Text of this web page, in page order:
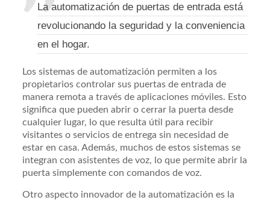
La automatización de puertas de entrada está
revolucionando la seguridad y la conveniencia
en el hogar.
Los sistemas de automatización permiten a los
propietarios controlar sus puertas de entrada de
manera remota a través de aplicaciones móviles. Esto
significa que pueden abrir o cerrar la puerta desde
cualquier lugar, lo que resulta útil para recibir
visitantes o servicios de entrega sin necesidad de
estar en casa. Además, muchos de estos sistemas se
integran con asistentes de voz, lo que permite abrir la
puerta simplemente con comandos de voz.
Otro aspecto innovador de la automatización es la